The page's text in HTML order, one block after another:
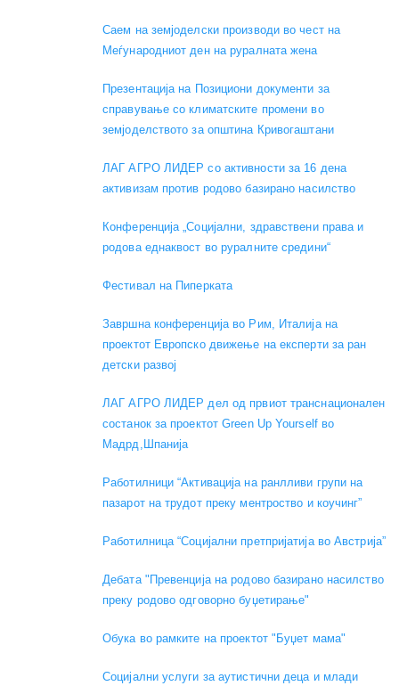
Саем на земјоделски производи во чест на
Меѓународниот ден на руралната жена
Презентација на Позициони документи за
справување со климатските промени во
земјоделството за општина Кривогаштани
ЛАГ АГРО ЛИДЕР со активности за 16 дена
активизам против родово базирано насилство
Конференција „Социјални, здравствени права и
родова еднаквост во руралните средини“
Фестивал на Пиперката
Завршна конференција во Рим, Италија на
проектот Европско движење на експерти за ран
детски развој
ЛАГ АГРО ЛИДЕР дел од првиот транснационален
состанок за проектот Green Up Yourself во
Мадрд,Шпанија
Работилници “Активација на ранлливи групи на
пазарот на трудот преку ментроство и коучинг”
Работилница “Социјални претпријатија во Австрија”
Дебата "Превенција на родово базирано насилство
преку родово одговорно буџетирање"
Обука во рамките на проектот "Буџет мама"
Социјални услуги за аутистични деца и млади